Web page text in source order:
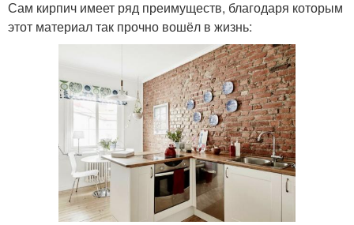
Сам кирпич имеет ряд преимуществ, благодаря которым
этот материал так прочно вошёл в жизнь: